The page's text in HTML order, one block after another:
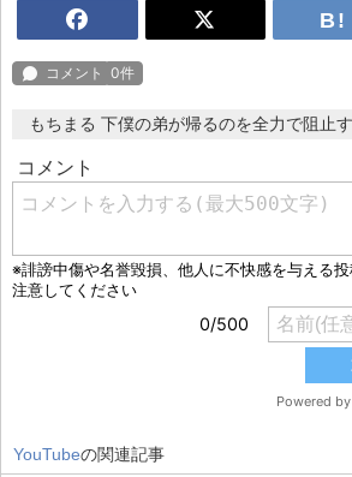
もちまる 下僕の弟が帰るのを全力で阻止
YouTubeの関連記事